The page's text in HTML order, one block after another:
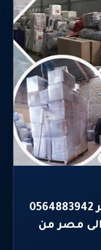
شركة شحن من الدمام لمصر 0564883942
مصر من